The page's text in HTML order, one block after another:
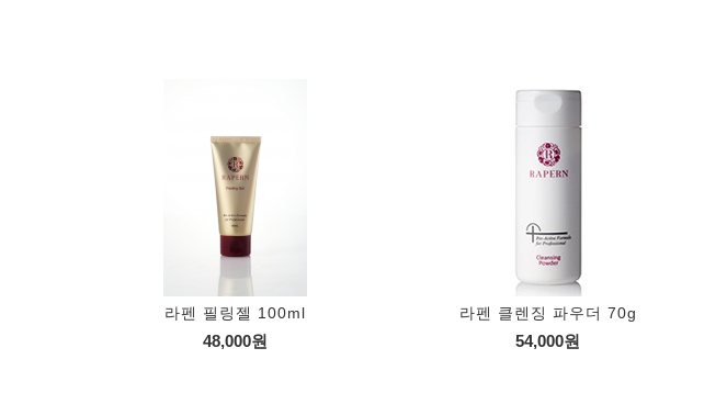
라펜 필링젤 100ml
48,000원
라펜 클렌징 파우더 70g
54,000원